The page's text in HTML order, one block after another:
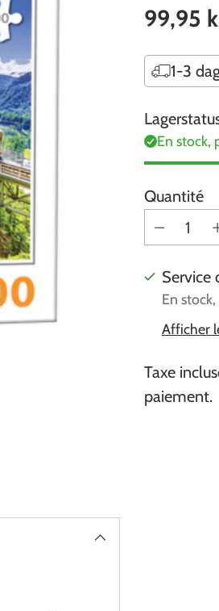
Prix
99,95
1-3
En stock,
Quantité
Service
En
Afficher
Taxe
paiement.